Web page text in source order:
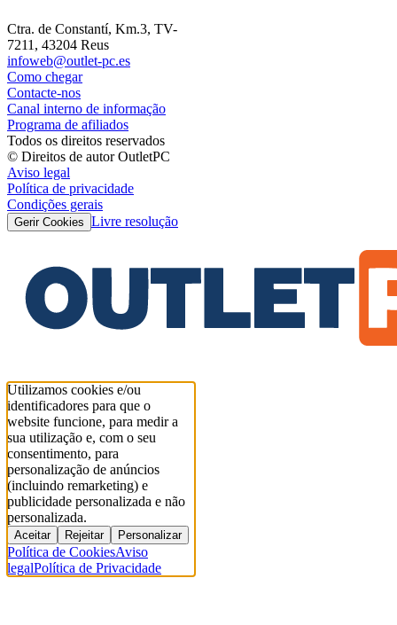
Ctra. de Constantí, Km.3, TV-
7211, 43204 Reus
infoweb@outlet-pc.es
Como chegar
Contacte-nos
Canal interno de informação
Programa de afiliados
Todos os direitos reservados
© Direitos de autor OutletPC
Aviso legal
Política de privacidade
Condições gerais
Gerir Cookies Livre resolução
Utilizamos cookies e/ou
identificadores para que o
website funcione, para medir a
sua utilização e, com o seu
consentimento, para
personalização de anúncios
(incluindo remarketing) e
publicidade personalizada e não
personalizada.
Aceitar Rejeitar Personalizar
Política de CookiesAviso
legalPolítica de Privacidade